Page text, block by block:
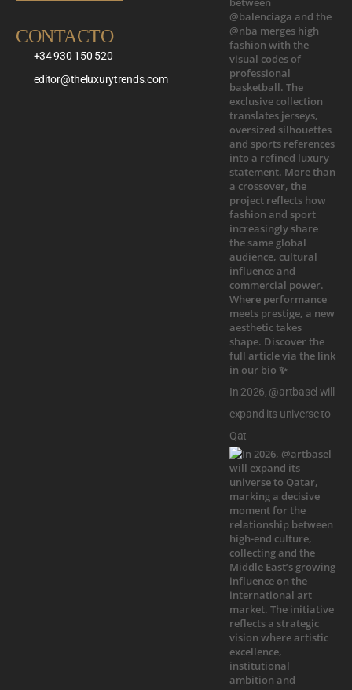
CONTACTO
+34 930 150 520
editor@theluxurytrends.com
In 2026, @artbasel will
expand its universe to
Qat